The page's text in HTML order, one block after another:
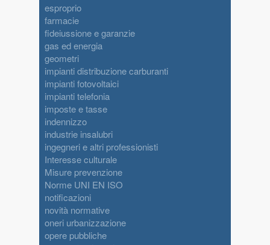
esproprio
farmacie
fideiussione e garanzie
gas ed energia
geometri
impianti distribuzione carburanti
impianti fotovoltaici
impianti telefonia
imposte e tasse
indennizzo
industrie insalubri
ingegneri e altri professionisti
Interesse culturale
Misure prevenzione
Norme UNI EN ISO
notificazioni
novità normative
oneri urbanizzazione
opere pubbliche